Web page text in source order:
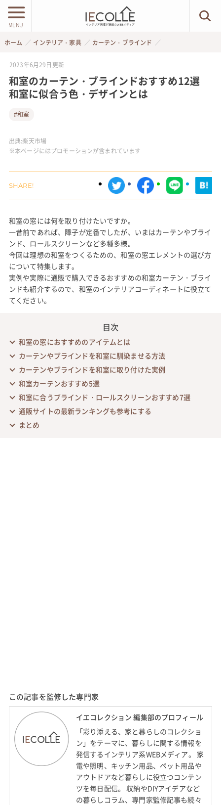
MENU
ホーム インテリア・家具 カーテン・ブラインド
2023年6月29日 更新
和室のカーテン・ブラインドおすすめ12選
和室に似合う色・デザインとは
#和室
出典:楽天市場
※本ページにはプロモーションが含まれています
和室の窓には何を取り付けたいですか。
一昔前であれば、障子が定番でしたが、いまはカーテンやブライ
ンド、ロールスクリーンなど多種多様。
今回は理想の和室をつくるための、和室の窓エレメントの選び方
について特集します。
実例や実際に通販で購入できるおすすめの和室カーテン・ブライ
ンドも紹介するので、和室のインテリアコーディネートに役立て
てください。
目次
和室の窓におすすめのアイテムとは
カーテンやブラインドを和室に馴染ませる方法
カーテンやブラインドを和室に取り付けた実例
和室カーテンおすすめ5選
和室に合うブラインド・ロールスクリーンおすすめ7選
通販サイトの最新ランキングも参考にする
まとめ
この記事を監修した専門家
イエコレクション 編集部のプロフィール
「彩り添える、家と暮らしのコレクショ
ン」をテーマに、暮らしに関する情報を
発信するインテリア系WEBメディア。 家
電や照明、キッチン用品、ペット用品や
アウトドアなど暮らしに役立つコンテン
ツを毎日配信。 収納やDIYアイデアなど
の暮らしコラム、専門家監修記事も続々